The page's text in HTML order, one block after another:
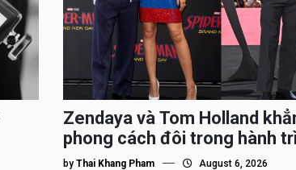
Zendaya và Tom Holland
phong cách đôi trong hành
bá Spider-Man
byThai Khang Pham August 6, 2026